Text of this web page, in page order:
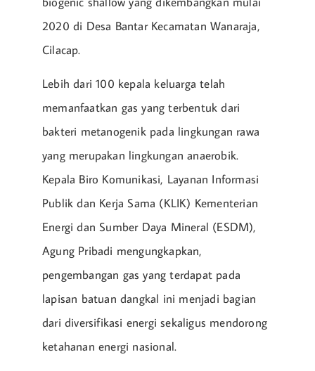
2020 di Desa Bantar Kecamatan Wanaraja,
Cilacap.
Lebih dari 100 kepala keluarga telah
memanfaatkan gas yang terbentuk dari
bakteri metanogenik pada lingkungan rawa
yang merupakan lingkungan anaerobik.
Kepala Biro Komunikasi, Layanan Informasi
Publik dan Kerja Sama (KLIK) Kementerian
Energi dan Sumber Daya Mineral (ESDM),
Agung Pribadi mengungkapkan,
pengembangan gas yang terdapat pada
lapisan batuan dangkal ini menjadi bagian
dari diversifikasi energi sekaligus mendorong
ketahanan energi nasional.